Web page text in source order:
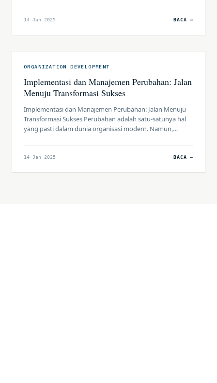
kompetitif di pasar. Dalam artikel ini, kita akan
yang mendukung proses ini. […]
14 Jan 2025 BACA →
ORGANIZATION DEVELOPMENT
Implementasi dan Manajemen Perubahan: Jalan
Menuju Transformasi Sukses
Implementasi dan Manajemen Perubahan: Jalan Menuju
Transformasi Sukses Perubahan adalah satu-satunya hal
yang pasti dalam dunia organisasi modern. Namun,
buruk, tetapi karena kurangnya strategi implementasi
14 Jan 2025 BACA →